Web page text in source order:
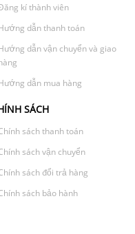
kí thành viên
dẫn thanh toán
dẫn vận chuyển và giao
dẫn mua hàng
SÁCH
sách thanh toán
sách vận chuyển
sách đổi trả hàng
sách bảo hành